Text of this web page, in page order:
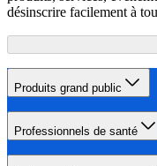
désinscrire facilement à
Produits grand public
Professionnels de santé